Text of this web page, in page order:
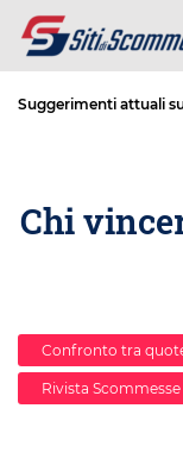
Suggerimenti attuali
Chi
Confronto tra
Rivista